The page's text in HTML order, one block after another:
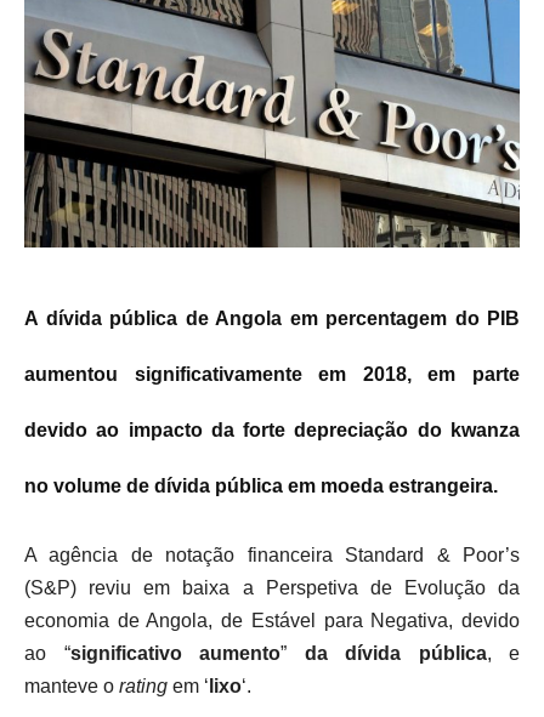
A dívida pública de Angola em percentagem do PIB
aumentou significativamente em 2018, em parte
devido ao impacto da forte depreciação do kwanza
no volume de dívida pública em moeda estrangeira.
A agência de notação financeira Standard & Poor’s
(S&P) reviu em baixa a Perspetiva de Evolução da
economia de Angola, de Estável para Negativa, devido
ao “significativo aumento” da dívida pública, e
manteve o rating em ‘ lixo‘.